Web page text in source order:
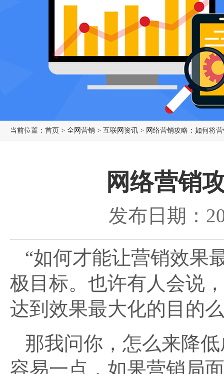
当前位置： 首页 > 全网营销 > 互联网资讯 > 网络营销攻略：如何将
网络营销
发布日期：
“如何才能让营销效果
极目标。也许有人会说
达到效果最大化的目的
那我问你，怎么来降
容易一点，如果营销局